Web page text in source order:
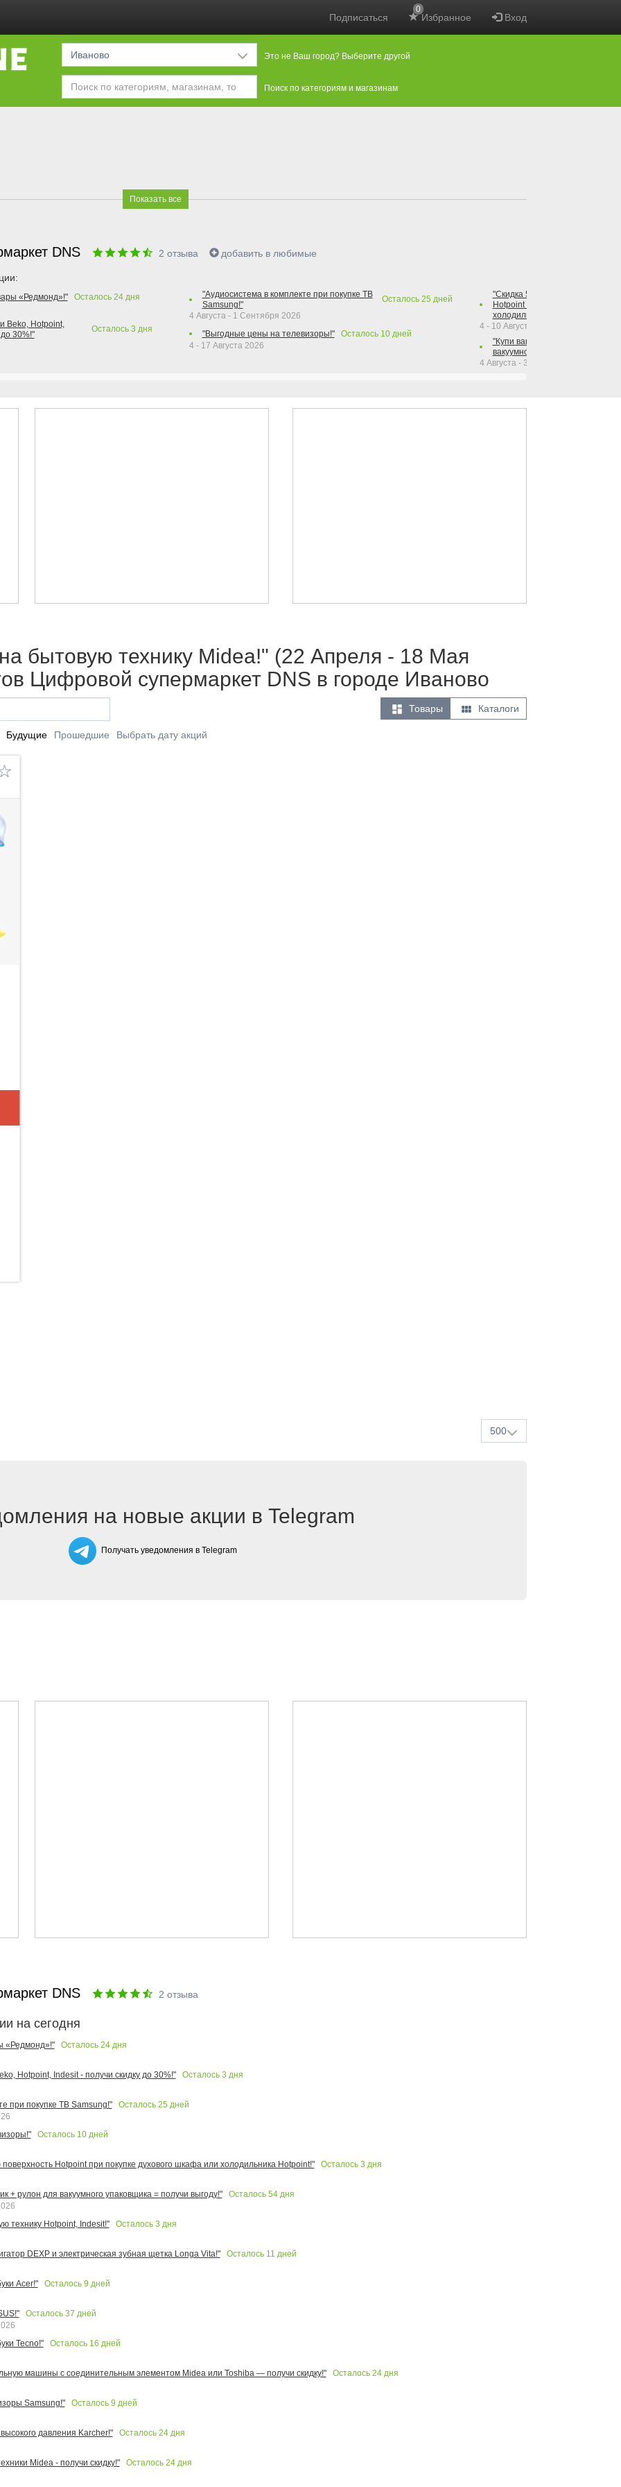
Подписаться Избранное
0
Вход
Иваново Это не Ваш город? Выберите другой
Поиск по категориям и магазинам
Показать все
DNS 2 отзыва добавить в любимые
«Редмонд»!" Осталось 24дня
Beko, Hotpoint,
30%!"
Осталось 3 дня
"Аудиосистема в комплекте при покупке ТВ
Samsung!"
Осталось 25 дней
4 Августа - 1 Сентября 2026
"Выгодные цены на телевизоры!"
Осталось 10дней
4 - 17 Августа 2026
"Скидка 50% на варочную
Hotpoint при покупке духового
холодильника Hotpoint!"
4 - 10 Августа 2026
"Купи вакуумный упаковщик +
вакуумного упаковщика =
4 Августа - 30 Сентября 2026
бытовую технику Midea!" (22 Апреля - 18 Мая
Цифровой супермаркет DNS в городе Иваново
 Товары  Каталоги
Будущие Прошедшие Выбрать дату акций
500
на новые акции в Telegram
Получать уведомления в Telegram
DNS 2 отзыва
на сегодня
«Редмонд»!" Осталось 24дня
Hotpoint, Indesit - получи скидку до 30%!" Осталось 3 дня
при покупке ТВ Samsung!" Осталось 25 дней
Осталось 10дней
Hotpoint при покупке духового шкафа или холодильника Hotpoint!" Осталось 3 дня
+ рулон для вакуумного упаковщика = получи выгоду!" Осталось 54дня
технику Hotpoint, Indesit!"
Осталось 3 дня
DEXP и электрическая зубная щетка Longa Vita!" Осталось 11 дней
Acer!" Осталось 9 дней
Осталось 37 дней
Tecno!"
Осталось 16 дней
машины с соединительным элементом Midea или Toshiba — получи скидку!" Осталось 24дня
Samsung!" Осталось 9 дней
давления Karcher!" Осталось 24дня
Midea - получи скидку!" Осталось 24дня